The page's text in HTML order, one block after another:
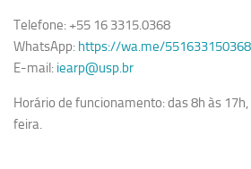
Telefone: +55 16 3315.0368
WhatsApp: https://wa.me/551633150368
E-mail: iearp@usp.br
Horário de funcionamento: das 8h às
feira.